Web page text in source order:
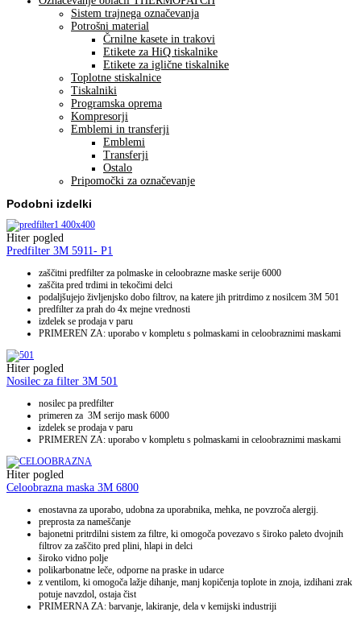
Sistem trajnega označevanja
Potrošni material
Črnilne kasete in trakovi
Etikete za HiQ tiskalnike
Etikete za iglične tiskalnike
Toplotne stiskalnice
Tiskalniki
Programska oprema
Kompresorji
Emblemi in transferji
Emblemi
Transferji
Ostalo
Pripomočki za označevanje
Podobni izdelki
Hiter pogled
Predfilter 3M 5911- P1
zaščitni predfilter za polmaske in celoobrazne maske serije 6000
zaščita pred trdimi in tekočimi delci
podaljšujejo življenjsko dobo filtrov, na katere jih pritrdimo z nosilcem 3M 501
predfilter za prah do 4x mejne vrednosti
izdelek se prodaja v paru
PRIMEREN ZA: uporabo v kompletu s polmaskami in celoobraznimi maskami
Hiter pogled
Nosilec za filter 3M 501
nosilec pa predfilter
primeren za 3M serijo mask 6000
izdelek se prodaja v paru
PRIMEREN ZA: uporabo v kompletu s polmaskami in celoobraznimi maskami
Hiter pogled
Celoobrazna maska 3M 6800
enostavna za uporabo, udobna za uporabnika, mehka, ne povzroča alergij.
preprosta za nameščanje
bajonetni pritrdilni sistem za filtre, ki omogoča povezavo s široko paleto dvojnih
filtrov za zaščito pred plini, hlapi in delci
široko vidno polje
polikarbonatne leče, odporne na praske in udarce
z ventilom, ki omogoča lažje dihanje, manj kopičenja toplote in znoja, izdihani zrak
potuje navzdol, ostaja čist
PRIMERNA ZA: barvanje, lakiranje, dela v kemijski industriji